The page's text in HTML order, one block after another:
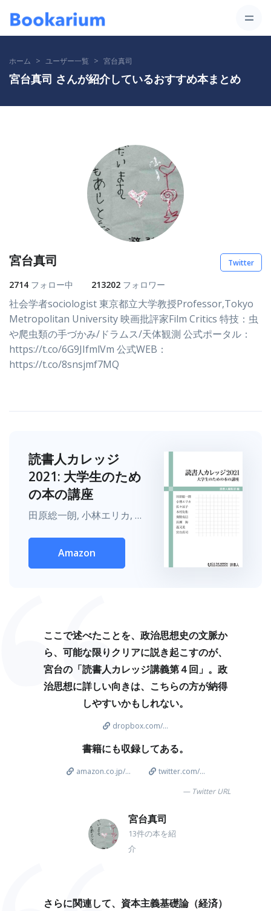
ホーム ユーザー一覧 宮台真司
宮台真司 さんが紹介しているおすすめ本まとめ
宮台真司 Twitter
2714 フォロー中 213202 フォロワー
社会学者sociologist 東京都立大学教授Professor,Tokyo
Metropolitan University 映画批評家Film Critics 特技：虫
や爬虫類の手づかみ/ドラムス/天体観測 公式ポータル：
https://t.co/6G9JIfmlVm 公式WEB：
https://t.co/8snsjmf7MQ
読書人カレッジ
2021: 大学生のため
の本の講座
田原総一朗, 小林エリカ, 佐々涼子, 木村友祐, 奥野克巳, 長瀬海, 温又柔, 宮台真司
Amazon
ここで述べたことを、政治思想史の文脈か
ら、可能な限りクリアに説き起こすのが、
宮台の「読書人カレッジ講義第４回」。政
治思想に詳しい向きは、こちらの方が納得
しやすいかもしれない。
dropbox.com/...
書籍にも収録してある。
amazon.co.jp/...
twitter.com/...
Twitter URL
宮台真司
13件の本を紹
介
さらに関連して、資本主義基礎論（経済）